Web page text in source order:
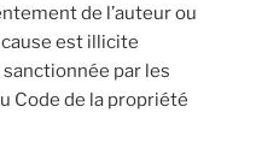
de l’auteur ou
est illicite
par les
Code de la propriété